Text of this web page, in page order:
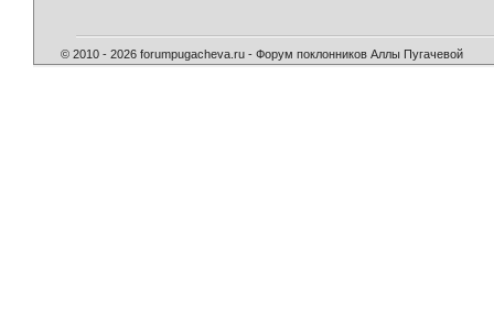
© 2010 - 2026 forumpugacheva.ru - Форум поклонников Аллы Пугачевой